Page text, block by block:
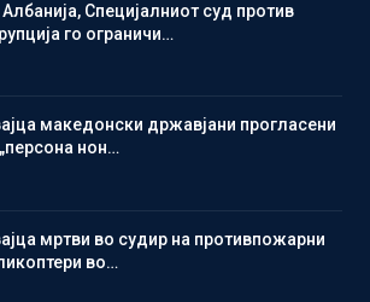
Специјалниот суд против
го ограничи…
македонски државјани прогласени
нон…
мртви во судир на противпожарни
во…